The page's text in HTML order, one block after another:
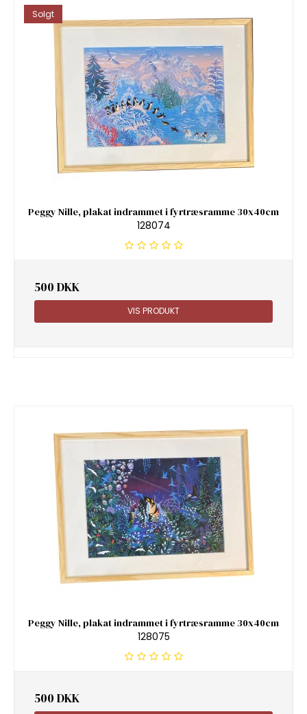
Solgt
Peggy Nille, plakat indrammet i fyrtræsramme 30x40cm
128074
500 DKK
VIS PRODUKT
Peggy Nille, plakat indrammet i fyrtræsramme 30x40cm
128075
500 DKK